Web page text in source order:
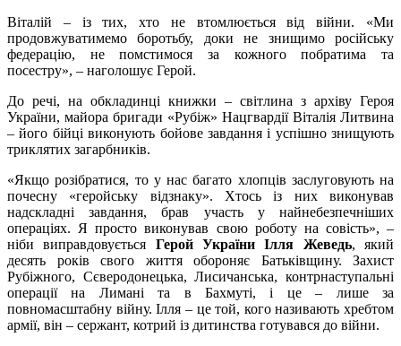
Віталій – із тих, хто не втомлюється від війни. «Ми
продовжуватимемо боротьбу, доки не знищимо російську
федерацію, не помстимося за кожного побратима та
посестру», – наголошує Герой.
До речі, на обкладинці книжки – світлина з архіву Героя
України, майора бригади «Рубіж» Нацгвардії Віталія Литвина
– його бійці виконують бойове завдання і успішно знищують
триклятих загарбників.
«Якщо розібратися, то у нас багато хлопців заслуговують на
почесну «геройську відзнаку». Хтось із них виконував
надскладні завдання, брав участь у найнебезпечніших
операціях. Я просто виконував свою роботу на совість», –
ніби виправдовується Герой України Ілля Жеведь, який
десять років свого життя обороняє Батьківщину. Захист
Рубіжного, Сєверодонецька, Лисичанська, контрнаступальні
операції на Лимані та в Бахмуті, і це – лише за
повномасштабну війну. Ілля – це той, кого називають хребтом
армії, він – сержант, котрий із дитинства готувався до війни.